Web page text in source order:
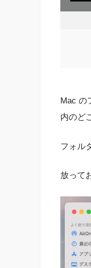
Mac の
内のど
フォル
放って